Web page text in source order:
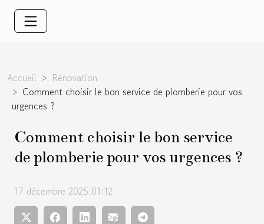
Accueil
Rénovation
Comment choisir le bon service de plomberie pour vos
urgences ?
Comment choisir le bon service
de plomberie pour vos urgences ?
17 décembre 2025 01:12